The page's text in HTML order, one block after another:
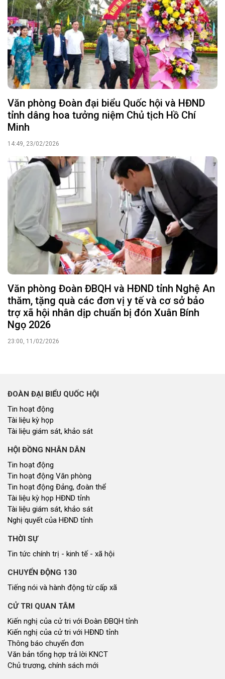
Văn phòng Đoàn đại biểu Quốc hội và HĐND
tỉnh dâng hoa tưởng niệm Chủ tịch Hồ Chí
Minh
14:49, 23/02/2026
Văn phòng Đoàn ĐBQH và HĐND tỉnh Nghệ An
thăm, tặng quà các đơn vị y tế và cơ sở bảo
trợ xã hội nhân dịp chuẩn bị đón Xuân Bính
Ngọ 2026
23:00, 11/02/2026
ĐOÀN ĐẠI BIỂU QUỐC HỘI
Tin hoạt động
Tài liệu kỳ họp
Tài liệu giám sát, khảo sát
HỘI ĐỒNG NHÂN DÂN
Tin hoạt động
Tin hoạt động Văn phòng
Tin hoạt động Đảng, đoàn thể
Tài liệu kỳ họp HĐND tỉnh
Tài liệu giám sát, khảo sát
Nghị quyết của HĐND tỉnh
THỜI SỰ
Tin tức chính trị - kinh tế - xã hội
CHUYỂN ĐỘNG 130
Tiếng nói và hành động từ cấp xã
CỬ TRI QUAN TÂM
Kiến nghị của cử tri với Đoàn ĐBQH tỉnh
Kiến nghị của cử tri với HĐND tỉnh
Thông báo chuyển đơn
Văn bản tổng hợp trả lời KNCT
Chủ trương, chính sách mới